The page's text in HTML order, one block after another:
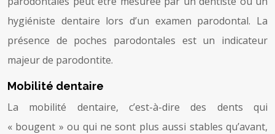
hygiéniste dentaire lors d’un examen parodontal. La
présence de poches parodontales est un indicateur
majeur de parodontite.
Mobilité dentaire
La mobilité dentaire, c’est-à-dire des dents qui
« bougent » ou qui ne sont plus aussi stables qu’avant,